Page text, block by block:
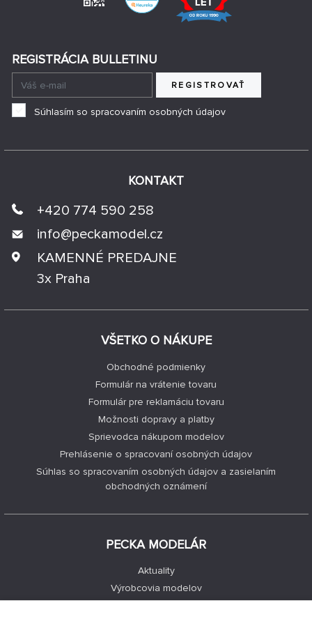
VŠETKO O NÁKUPE
Obchodné podmienky
Formulár na vrátenie tovaru
Formulár pre reklamáciu tovaru
Možnosti dopravy a platby
Sprievodca nákupom modelov
Prehlásenie o spracovaní osobných údajov
Súhlas so spracovaním osobných údajov a zasielaním
obchodných oznámení
PECKA MODELÁR
Aktuality
Výrobcovia modelov
KONTAKT
+420 774 590 258
info@peckamodel.cz
KAMENNÉ PREDAJNE
3x Praha
REGISTRÁCIA BULLETINU
REGISTROVAŤ
Súhlasím so spracovaním osobných údajov